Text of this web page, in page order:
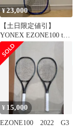
¥23,000
【土日限定値引】
YONEX EZONE100 tour
2025年 グリップ3
¥ 15,000
EZONE100 2022 G3